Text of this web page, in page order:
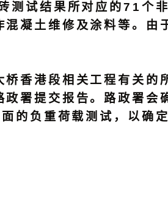
结果所对应的71个非
凝土维修及涂料等。
香港段相关工程有关
署提交报告。路政署
的负重荷载测试，以确